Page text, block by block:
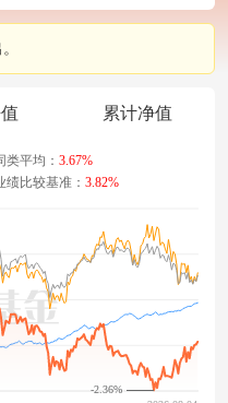
累计净值
类平均： 3.67%
绩比较基准： 3.82%
-2.36%